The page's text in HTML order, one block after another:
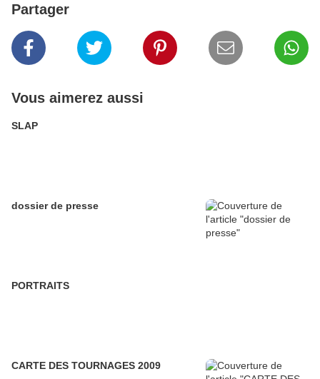
Partager
Vous aimerez aussi
SLAP
dossier de presse
PORTRAITS
CARTE DES TOURNAGES 2009